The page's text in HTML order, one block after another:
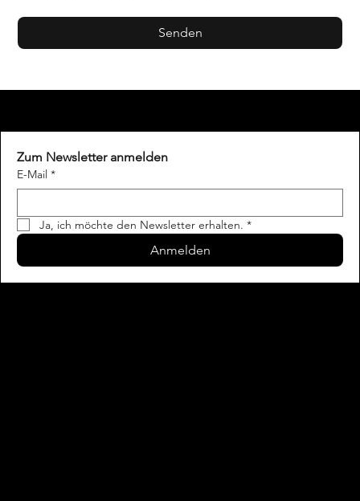
Senden
Zum Newsletter anmelden
E-Mail *
Ja, ich möchte den Newsletter erhalten. *
Anmelden